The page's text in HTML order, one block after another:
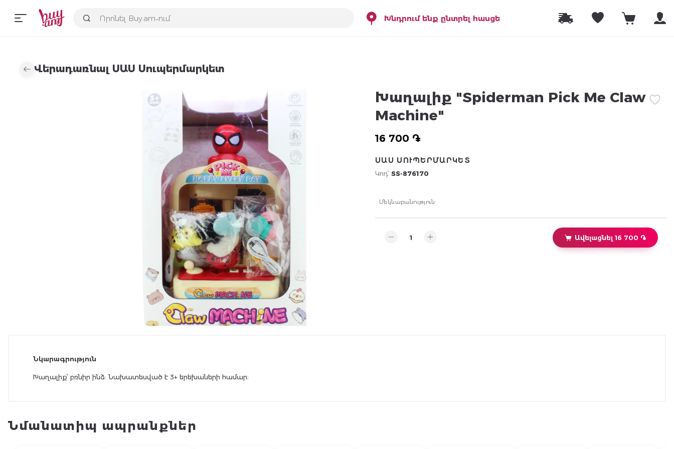
Խնդրում ենք ընտրել հասցե
Վերադառնալ ՍԱՍ Սուպերմարկետ
Խաղալիք "Spiderman Pick Me Claw
Machine"
16 700 ֏
ՍԱՍ ՍՈՒՊԵՐՄԱՐԿԵՏ
Կոդ՝ SS-876170
Մեկնաբանություն
Ավելացնել 16 700 ֏
Նկարագրություն
Խաղալիք՝ բռնիր ինձ: Նախատեսված է 3+ երեխաների համար։
Նմանատիպ ապրանքներ